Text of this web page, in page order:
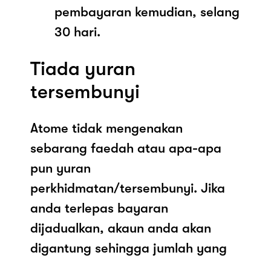
pembayaran kemudian, selang
30 hari.
Tiada yuran
tersembunyi
Atome tidak mengenakan
sebarang faedah atau apa-apa
pun yuran
perkhidmatan/tersembunyi. Jika
anda terlepas bayaran
dijadualkan, akaun anda akan
digantung sehingga jumlah yang